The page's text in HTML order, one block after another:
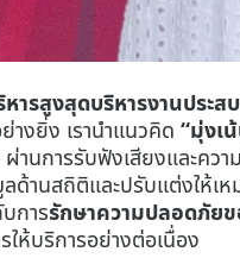
สูงสุดบริหารงานประส
างยิ่ง เรานำแนวคิด “มุ่งเ
ผ่านการรับฟังเสียงและคว
ด้านสถิติและปรับแต่งให้เห
การรักษาความปลอดภัย
ห้บริการอย่างต่อเนื่อง